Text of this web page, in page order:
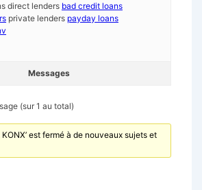
direct lenders bad credit loans
private lenders payday loans
Messages
(sur 1 au total)
KONX’ est fermé à de nouveaux sujets et